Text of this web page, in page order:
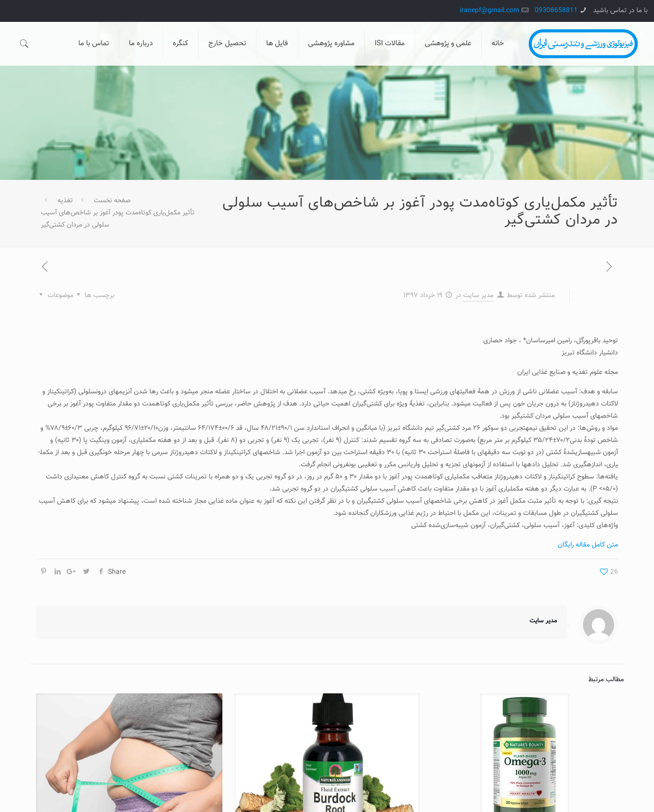
با ما در تماس باشید 09308658811
iranepf@gmail.com
خانه علمی و پژوهشی مقالات ISI مشاوره پژوهشی فایل ها تحصیل خارج کنگره درباره ما تماس با ما
تأثیر مکمل‌یاری کوتاه‌مدت پودر آغوز بر شاخص‌های آسیب سلولی
در مردان کشتی‌گیر
صفحه نخست
تغذیه
تأثیر مکمل‌یاری کوتاه‌مدت پودر آغوز بر شاخص‌های آسیب
سلولی در مردان کشتی‌گیر
منتشر شده توسط مدیر سایت در ۱۹ خرداد ۱۳۹۷ موضوعات برچسب ها
توحید باقرپورگل، رامین امیرساسان* ، جواد حصاری
دانشیار دانشگاه تبریز
مجله علوم تغذیه و صنایع غذایی ایران
سابقه و هدف: آسیب عضلانی ناشی از ورزش در همۀ فعالیت­های ورزشی ایستا و پویا، به‌ویژه کشتی، رخ می­دهد. آسیب عضلانی به اختلال در ساختار عضله منجر می­شود و باعث رها شدن آنزیم­های درون­سلولی (کراتین­کیناز و
لاکتات دهیدروژناز) به درون جریان خون پس از فعالیت می­شود. بنابراین، تغذیۀ ویژه برای کشتی‌گیران اهمیت حیاتی دارد. هدف از پژوهش حاضر، بررسی تأثیر مکمل‌یاری کوتاه­مدت دو مقدار متفاوت پودر آغوز بر برخی
شاخص­های آسیب سلولی مردان کشتی­گیر بود.
مواد و روش‌ها: در این تحقیق نیمه­تجربی دو سوکور ۲۶ مرد کشتی‌گیر تیم دانشگاه تبریز (با میانگین و انحراف استاندارد سن ۹۰/۱±۴۸/۲۱ سال، قد ۰۰/۶±۶۴/۱۷۴ سانتی­متر، وزن۲۰/۱۰±۹۶/۷۱ کیلوگرم، چربی ۶۰/۳±۷۸/۹% و
شاخص تودۀ بدنی۷۰/۲±۳۵/۲۴ کیلوگرم بر متر مربع) به‌صورت تصادفی به سه گروه تقسیم شدند: کنترل (۹ نفر)، تجربی یک (۹ نفر) و تجربی دو (۸ نفر). قبل و بعد از دو هفته مکمل­یاری، آزمون وینگیت پا (۳۰ ثانیه) و
آزمون شبیه­سازی­شدۀ کشتی (در دو نوبت سه دقیقه­ای با فاصلۀ استراحت ۳۰ ثانیه) با ۳۰ دقیقه استراحت بین دو آزمون اجرا شد. شاخص­های کراتین­کیناز و لاکتات دهیدروژناز سرمی با چهار مرحله خون­گیری قبل و بعد از مکمل­
یاری، اندازه­گیری شد. تحلیل داده­ها با استفاده از آزمون­های تجزیه و تحلیل واریانس مکرر و تعقیبی بونفرونی انجام گرفت.
یافته‌ها‌: سطوح کراتین­کیناز و لاکتات دهیدروژناز متعاقب مکمل­یاری کوتاه­مدت پودر آغوز با دو مقدار ۳۰ و ۵۰ گرم در روز، در دو گروه تجربی یک و دو همراه با تمرینات کشتی نسبت به گروه کنترل کاهش معنی­داری داشت
(۰۵/۰> P). به عبارت دیگر دو هفته مکمل­یاری آغوز با دو مقدار متفاوت باعث کاهش آسیب سلولی کشتی­گیران در دو گروه تجربی شد.
نتیجه گیری: با توجه به تأثیر مثبت مکمل آغوز در کاهش برخی شاخص­های آسیب سلولی کشتی­گیران و با در نظر گرفتن این نکته که آغوز به عنوان ماده غذایی مجاز شناخته شده است، پیشنهاد می­شود که برای کاهش آسیب
سلولی کشتی­گیران در طول مسابقات و تمرینات، این مکمل با احتیاط در رژیم غذایی ورزشکاران گنجانده شود.
واژه‌های کلیدی: آغوز، آسیب سلولی، کشتی‌گیران، آزمون شیبه‌سازی‌شده کشتی
متن کامل مقاله رایگان
Share 26
مدیر سایت
مطالب مرتبط